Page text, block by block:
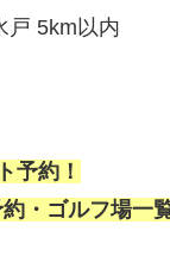
戸 5km以内
予約！
・ゴルフ場一